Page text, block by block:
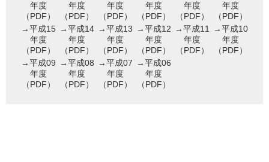
年度
（PDF）
年度
（PDF）
年度
（PDF）
年度
（PDF）
年度
（PDF）
年度
（PDF）
→平成15
年度
（PDF）
→平成14
年度
（PDF）
→平成13
年度
（PDF）
→平成12
年度
（PDF）
→平成11
年度
（PDF）
→平成10
年度
（PDF）
→平成09
年度
（PDF）
→平成08
年度
（PDF）
→平成07
年度
（PDF）
→平成06
年度
（PDF）